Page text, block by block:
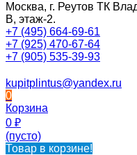
Москва, г. Реутов ТК
В, этаж-2.
+7 (495) 664-69-61
+7 (925) 470-67-64
+7 (905) 535-39-93
kupitplintus@yandex.ru
0
Корзина
0 ₽
(пусто)
Товар в корзине!